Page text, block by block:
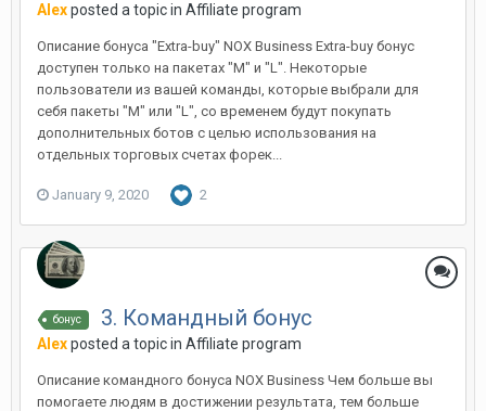
Alexposted a topic in Affiliate program
Описание бонуса "Extra-buy" NOX Business Extra-buy бонус
доступен только на пакетах "M" и "L". Некоторые
пользователи из вашей команды, которые выбрали для
себя пакеты "M" или "L", со временем будут покупать
дополнительных ботов с целью использования на
отдельных торговых счетах форек...
January 9, 2020 2
бонус 3. Командный бонус
Alexposted a topic in Affiliate program
Описание командного бонуса NOX Business Чем больше вы
помогаете людям в достижении результата, тем больше